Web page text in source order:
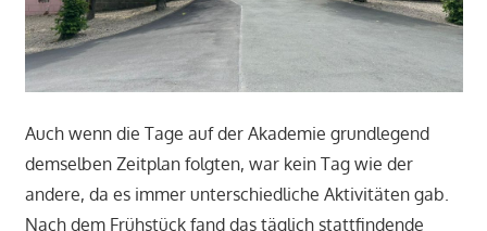
Auch wenn die Tage auf der Akademie grundlegend
demselben Zeitplan folgten, war kein Tag wie der
andere, da es immer unterschiedliche Aktivitäten gab.
Nach dem Frühstück fand das täglich stattfindende